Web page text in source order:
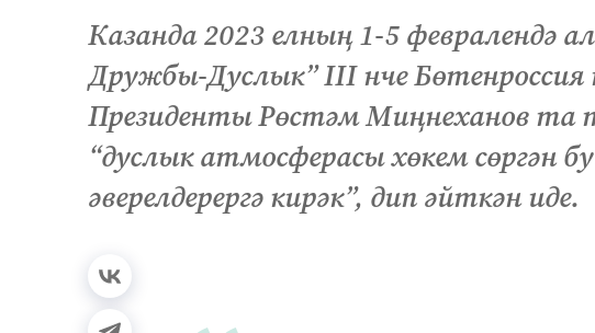
Казанда 2023 елның 1-5 февралендә
Дружбы-Дуслык” III нче
Президенты Рөстәм Миңнеханов та
“дуслык атмосферасы хөкем сөргән
әверелдерергә кирәк”, дип әйткән иде.